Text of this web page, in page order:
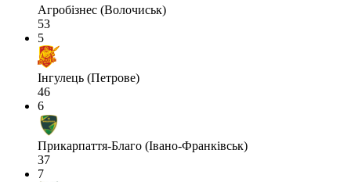
Агробізнес (Волочиськ)
53
5
Інгулець (Петрове)
46
6
Прикарпаття-Благо (Івано-Франківськ)
37
7